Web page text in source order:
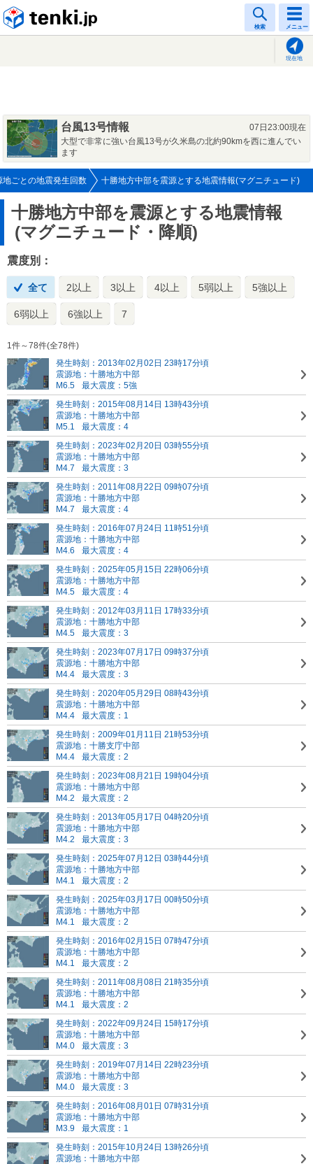
検索 メニュー
現在地
台風13号情報
07日23:00現在
大型で非常に強い台風13号が久米島の北約90kmを西に進んでい
ます
地ごとの地震発生回数 十勝地方中部を震源とする地震情報(マグニチュード)
十勝地方中部を震源とする地震情報
(マグニチュード・降順)
震度別：
全て 2以上 3以上 4以上 5弱以上 5強以上
6弱以上 6強以上 7
1件～78件(全78件)
発生時刻：2013年02月02日 23時17分頃
震源地：十勝地方中部
M6.5
最大震度：5強
発生時刻：2015年08月14日 13時43分頃
震源地：十勝地方中部
M5.1
最大震度：4
発生時刻：2023年02月20日 03時55分頃
震源地：十勝地方中部
M4.7
最大震度：3
発生時刻：2011年08月22日 09時07分頃
震源地：十勝地方中部
M4.7
最大震度：4
発生時刻：2016年07月24日 11時51分頃
震源地：十勝地方中部
M4.6
最大震度：4
発生時刻：2025年05月15日 22時06分頃
震源地：十勝地方中部
M4.5
最大震度：4
発生時刻：2012年03月11日 17時33分頃
震源地：十勝地方中部
M4.5
最大震度：3
発生時刻：2023年07月17日 09時37分頃
震源地：十勝地方中部
M4.4
最大震度：3
発生時刻：2020年05月29日 08時43分頃
震源地：十勝地方中部
M4.4
最大震度：1
発生時刻：2009年01月11日 21時53分頃
震源地：十勝支庁中部
M4.4
最大震度：2
発生時刻：2023年08月21日 19時04分頃
震源地：十勝地方中部
M4.2
最大震度：2
発生時刻：2013年05月17日 04時20分頃
震源地：十勝地方中部
M4.2
最大震度：3
発生時刻：2025年07月12日 03時44分頃
震源地：十勝地方中部
M4.1
最大震度：2
発生時刻：2025年03月17日 00時50分頃
震源地：十勝地方中部
M4.1
最大震度：2
発生時刻：2016年02月15日 07時47分頃
震源地：十勝地方中部
M4.1
最大震度：2
発生時刻：2011年08月08日 21時35分頃
震源地：十勝地方中部
M4.1
最大震度：2
発生時刻：2022年09月24日 15時17分頃
震源地：十勝地方中部
M4.0
最大震度：3
発生時刻：2019年07月14日 22時23分頃
震源地：十勝地方中部
M4.0
最大震度：3
発生時刻：2016年08月01日 07時31分頃
震源地：十勝地方中部
M3.9
最大震度：1
発生時刻：2015年10月24日 13時26分頃
震源地：十勝地方中部